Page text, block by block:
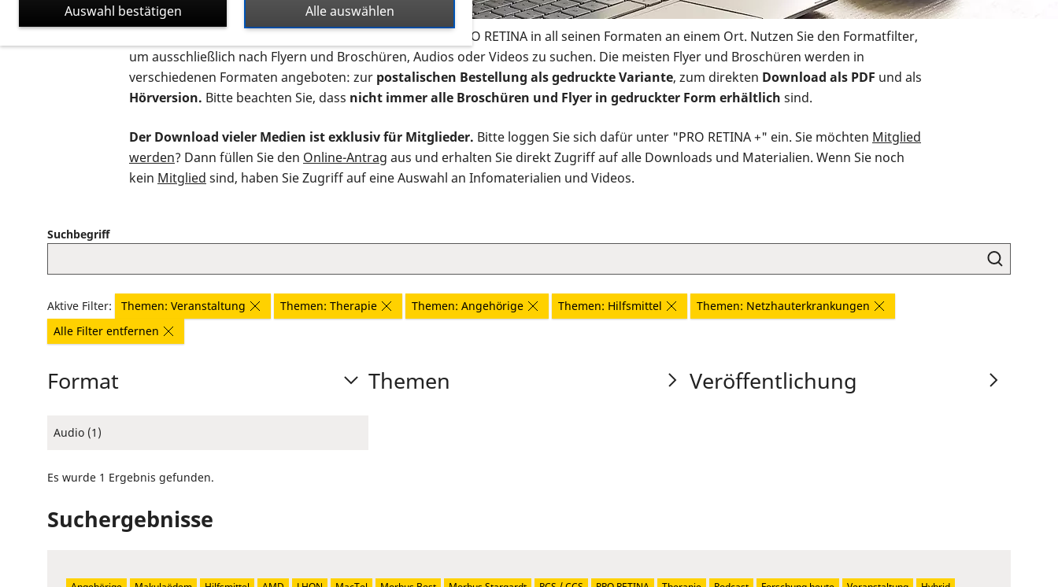
Auf dieser Seite finden Sie sämtliches Infomaterial der PRO RETINA in all seinen Formaten an einem Ort. Nutzen Sie den Formatfilter,
um ausschließlich nach Flyern und Broschüren, Audios oder Videos zu suchen. Die meisten Flyer und Broschüren werden in
verschiedenen Formaten angeboten: zur postalischen Bestellung als gedruckte Variante, zum direkten Download als PDF und als
Hörversion. Bitte beachten Sie, dass nicht immer alle Broschüren und Flyer in gedruckter Form erhältlich sind.
Der Download vieler Medien ist exklusiv für Mitglieder. Bitte loggen Sie sich dafür unter "PRO RETINA +" ein. Sie möchten Mitglied
werden? Dann füllen Sie den Online-Antrag aus und erhalten Sie direkt Zugriff auf alle Downloads und Materialien. Wenn Sie noch
kein Mitglied sind, haben Sie Zugriff auf eine Auswahl an Infomaterialien und Videos.
Suchbegriff
Aktive Filter: Themen: Veranstaltung Themen: Therapie Themen: Angehörige Themen: Hilfsmittel
Themen: Netzhauterkrankungen
Alle Filter entfernen
Format
Audio (1)
Themen Veröffentlichung
Es wurde 1 Ergebnis gefunden.
Suchergebnisse
Alle auswählen
Auswahl bestätigen